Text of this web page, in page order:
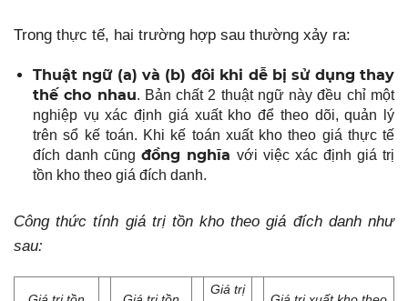
Trong thực tế, hai trường hợp sau thường xảy ra:
Thuật ngữ (a) và (b) đôi khi dễ bị sử dụng thay
thế cho nhau. Bản chất 2 thuật ngữ này đều chỉ một
nghiệp vụ xác định giá xuất kho để theo dõi, quản lý
trên sổ kế toán. Khi kế toán xuất kho theo giá thực tế
đích danh cũngđồng nghĩa với việc xác định giá trị
tồn kho theo giá đích danh.
Công thức tính giá trị tồn kho theo giá đích danh như
sau:
Giá trị